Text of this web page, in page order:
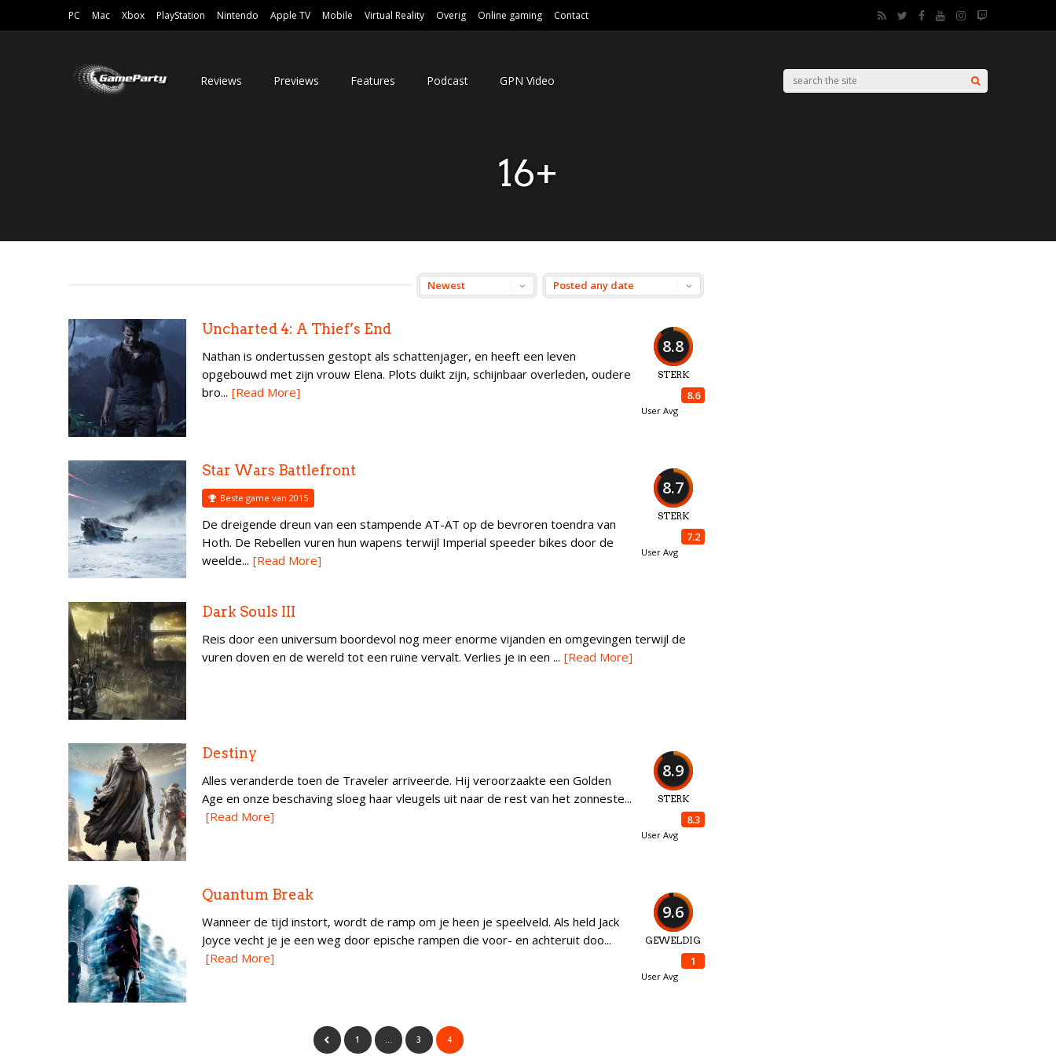
PC Mac Xbox PlayStation Nintendo Apple TV Mobile Virtual Reality Overig Online gaming Contact
Reviews Previews Features Podcast GPN Video
16+
8.8
STERK
8.6
User Avg
Uncharted 4: A Thief’s End
Nathan is ondertussen gestopt als schattenjager, en heeft een leven
opgebouwd met zijn vrouw Elena. Plots duikt zijn, schijnbaar overleden, oudere
bro... [Read More]
8.7
STERK
7.2
User Avg
Star Wars Battlefront
Beste game van 2015
De dreigende dreun van een stampende AT-AT op de bevroren toendra van
Hoth. De Rebellen vuren hun wapens terwijl Imperial speeder bikes door de
weelde... [Read More]
Dark Souls III
Reis door een universum boordevol nog meer enorme vijanden en omgevingen terwijl de
vuren doven en de wereld tot een ruïne vervalt. Verlies je in een ... [Read More]
8.9
STERK
8.3
User Avg
Destiny
Alles veranderde toen de Traveler arriveerde. Hij veroorzaakte een Golden
Age en onze beschaving sloeg haar vleugels uit naar de rest van het zonneste...
[Read More]
9.6
GEWELDIG
1
User Avg
Quantum Break
Wanneer de tijd instort, wordt de ramp om je heen je speelveld. Als held Jack
Joyce vecht je je een weg door epische rampen die voor- en achteruit doo...
[Read More]
1 … 3 4